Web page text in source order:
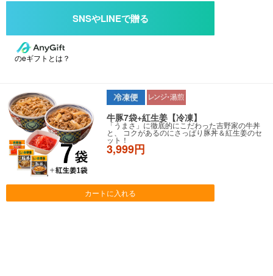
のeギフトとは？
牛豚7袋+紅生姜【冷凍】
「うまさ」に徹底的にこだわった吉野家の牛丼
と、 コクがあるのにさっぱり豚丼＆紅生姜のセ
ット！
3,999円
カートに入れる